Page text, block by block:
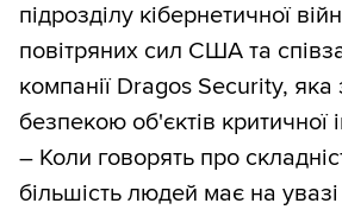
підрозділу кібернетичної
повітряних сил США та
компанії Dragos Security, яка
безпекою об'єктів критичної
– Коли говорять про
більшість людей має на увазі